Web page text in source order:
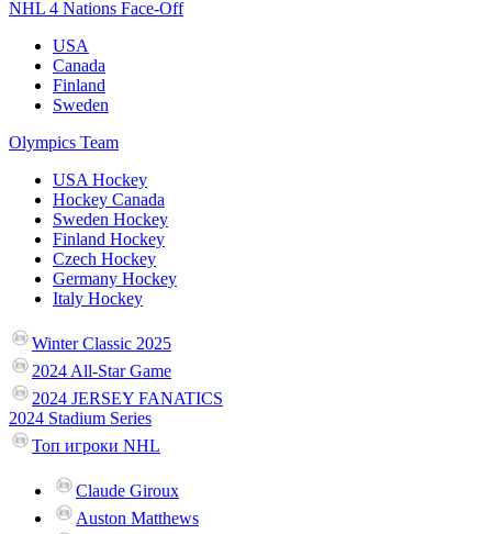
NHL 4 Nations Face-Off
USA
Canada
Finland
Sweden
Olympics Team
USA Hockey
Hockey Canada
Sweden Hockey
Finland Hockey
Czech Hockey
Germany Hockey
Italy Hockey
Winter Classic 2025
2024 All-Star Game
2024 JERSEY FANATICS
2024 Stadium Series
Топ игроки NHL
Claude Giroux
Auston Matthews